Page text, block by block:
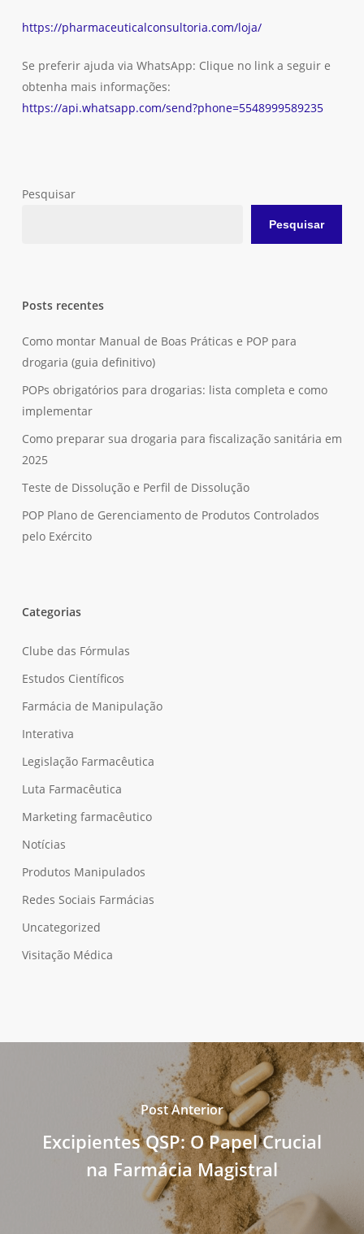
https://pharmaceuticalconsultoria.com/loja/
Se preferir ajuda via WhatsApp: Clique no link a seguir e
obtenha mais informações:
https://api.whatsapp.com/send?phone=5548999589235
Pesquisar
Pesquisar
Posts recentes
Como montar Manual de Boas Práticas e POP para
drogaria (guia definitivo)
POPs obrigatórios para drogarias: lista completa e como
implementar
Como preparar sua drogaria para fiscalização sanitária em
2025
Teste de Dissolução e Perfil de Dissolução
POP Plano de Gerenciamento de Produtos Controlados
pelo Exército
Categorias
Clube das Fórmulas
Estudos Científicos
Farmácia de Manipulação
Interativa
Legislação Farmacêutica
Luta Farmacêutica
Marketing farmacêutico
Notícias
Produtos Manipulados
Redes Sociais Farmácias
Uncategorized
Visitação Médica
Post Anterior
Excipientes QSP: O Papel Crucial
na Farmácia Magistral